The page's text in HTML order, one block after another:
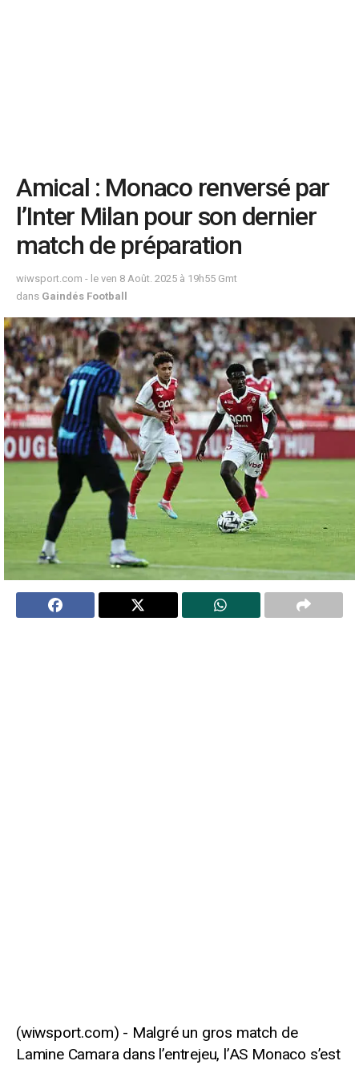
Amical : Monaco renversé par
l’Inter Milan pour son dernier
match de préparation
wiwsport.com - le ven 8 Août. 2025 à 19h55 Gmt
dans Gaindés Football
Malgré un gros match de
Lamine Camara dans l’entrejeu, l’AS Monaco s’est